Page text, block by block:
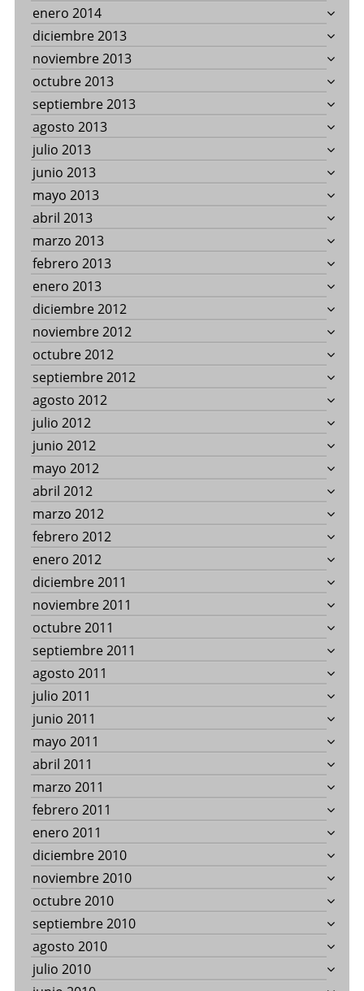
enero 2014
diciembre 2013
noviembre 2013
octubre 2013
septiembre 2013
agosto 2013
julio 2013
junio 2013
mayo 2013
abril 2013
marzo 2013
febrero 2013
enero 2013
diciembre 2012
noviembre 2012
octubre 2012
septiembre 2012
agosto 2012
julio 2012
junio 2012
mayo 2012
abril 2012
marzo 2012
febrero 2012
enero 2012
diciembre 2011
noviembre 2011
octubre 2011
septiembre 2011
agosto 2011
julio 2011
junio 2011
mayo 2011
abril 2011
marzo 2011
febrero 2011
enero 2011
diciembre 2010
noviembre 2010
octubre 2010
septiembre 2010
agosto 2010
julio 2010